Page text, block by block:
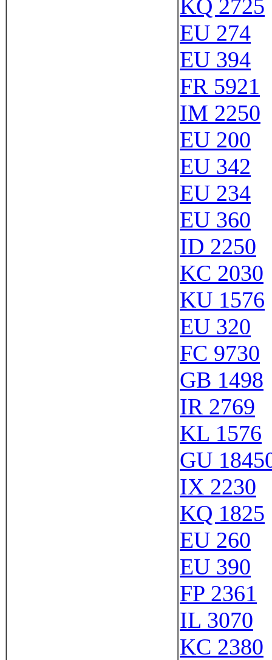
KQ 2725
EU 274
EU 394
FR 5921
IM 2250
EU 200
EU 342
EU 234
EU 360
ID 2250
KC 2030
KU 1576
EU 320
FC 9730
GB 1498
IR 2769
KL 1576
GU
IX 2230
KQ 1825
EU 260
EU 390
FP 2361
IL 3070
KC 2380